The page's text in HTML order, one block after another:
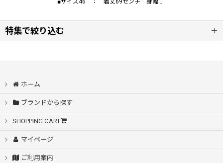
■サイズ46 ： 着丈69センチ 身幅…
特集で絞り込む
アウター
シャツ
スウェット・パーカー
ホーム
ブランドから探す
SHOPPING CART
マイページ
ご利用案内